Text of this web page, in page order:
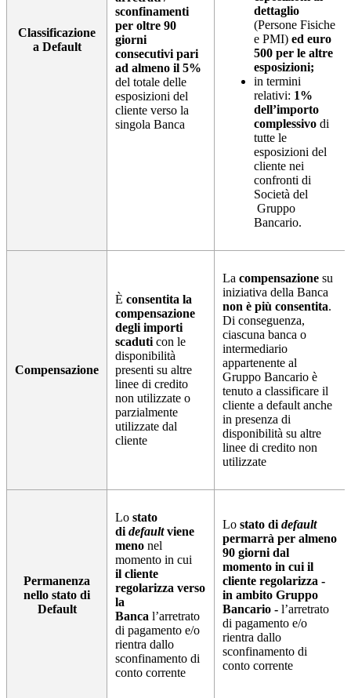
Classificazione
a Default
sconfinamenti
per oltre 90
giorni
consecutivi pari
ad almeno il 5%
del totale delle
esposizioni del
cliente verso la
singola Banca
dettaglio
(Persone Fisiche
e PMI) ed euro
500 per le altre
esposizioni;
in termini
relativi: 1%
dell’importo
complessivo di
tutte le
esposizioni del
cliente nei
confronti di
Società del
Gruppo
Bancario.
Compensazione
È consentita la
compensazione
degli importi
scaduti con le
disponibilità
presenti su altre
linee di credito
non utilizzate o
parzialmente
utilizzate dal
cliente
La compensazione su
iniziativa della Banca
non è più consentita.
Di conseguenza,
ciascuna banca o
intermediario
appartenente al
Gruppo Bancario è
tenuto a classificare il
cliente a default anche
in presenza di
disponibilità su altre
linee di credito non
utilizzate
Permanenza
nello stato di
Default
Lo stato
di defaultviene
meno nel
momento in cui
il cliente
regolarizza verso
la
Banca l’arretrato
di pagamento e/o
rientra dallo
sconfinamento di
conto corrente
Lo stato di default
permarrà per almeno
90 giorni dal
momento in cui il
cliente regolarizza -
in ambito Gruppo
Bancario - l’arretrato
di pagamento e/o
rientra dallo
sconfinamento di
conto corrente